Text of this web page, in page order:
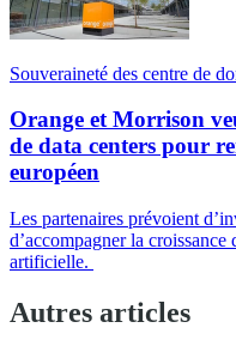
Souveraineté des centre de
Orange et Morrison
de data centers pour
européen
Les partenaires prévoient
d’accompagner la
artificielle.
Autres articles